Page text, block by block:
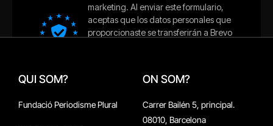
QUI SOM?
Fundació Periodisme Plural
ON SOM?
Carrer Bailén 5, principal.
08010, Barcelona